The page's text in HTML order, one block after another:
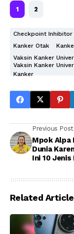
1 2
Checkpoint Inhibitor
Kanker Otak
Vaksin Kanker
Vaksin Kanker
Kanker
Previous Post
Mpok Alpa
Dunia
Ini 10 Jenis
Related